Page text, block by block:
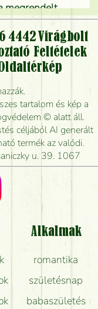
megrendelt
kiszállítással
hogy még ma
a csokrot, és
van?
a csokor?
boltban?
4442Virágbolt
Feltételek
tartalom és kép a
© alatt áll.
céljából AI generált
termék az valódi.
u. 39. 1067
Alkalmak
romantika
születésnap
babaszületés